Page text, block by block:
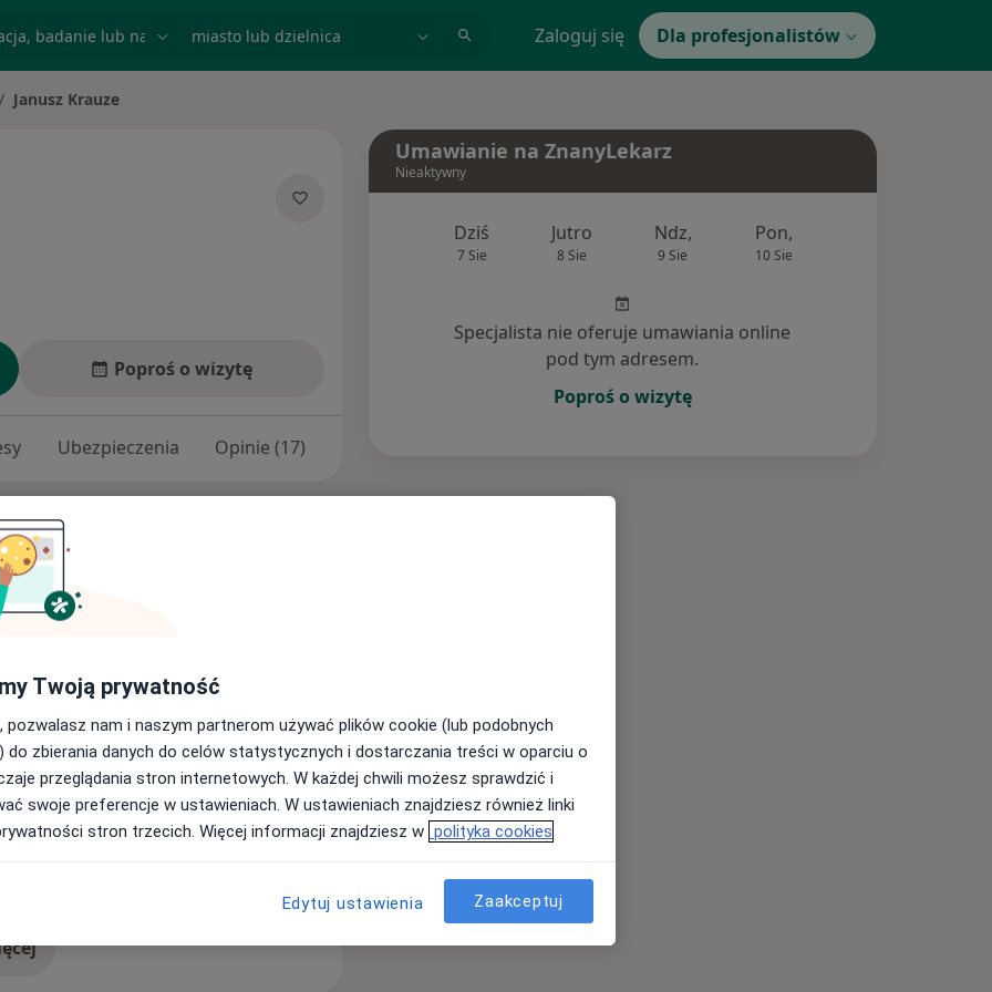
Zaloguj się Dla profesjonalistów
miasto
Janusz Krauze
Poproś o wizytę
Ubezpieczenia Opinie (17)
układu nerwowego. W trakcie
przypadkami medycznymi.
zawodowe. Do każdego pacjenta
zdrowiu oraz satysfakcji. Oferuję
mojej mocy, aby zapewnić Państwu
Umawianie na ZnanyLekarz
Nieaktywny
Dziś
7 Sie
Jutro
8 Sie
Ndz,
9 Sie
Pon,
10 Sie
Specjalista nie oferuje umawiania online
pod tym adresem.
Poproś o wizytę
Twoją prywatność
pozwalasz nam i naszym partnerom używać plików cookie (lub podobnych
do zbierania danych do celów statystycznych i dostarczania treści w oparciu o
przeglądania stron internetowych. W każdej chwili możesz sprawdzić i
swoje preferencje w ustawieniach. W ustawieniach znajdziesz również linki
stron trzecich. Więcej informacji znajdziesz w polityka cookies
Edytuj ustawienia Zaakceptuj